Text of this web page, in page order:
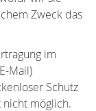
Zweck das
im
Mail)
Schutz
möglich.